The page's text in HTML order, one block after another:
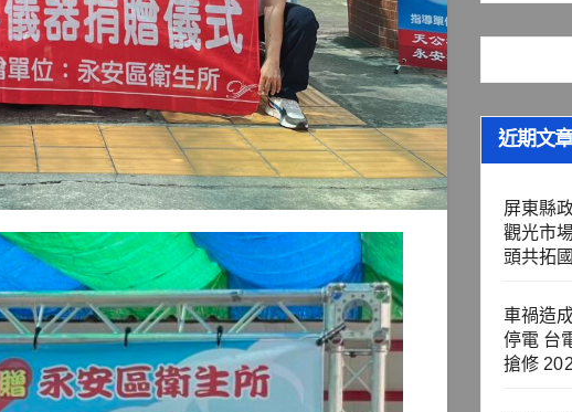
近期文章
屏東縣
觀光市
頭共拓
車禍造
停電 台
搶修